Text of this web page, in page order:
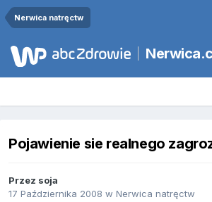
Nerwica natręctw
Pojawienie sie realnego
Przez soja
17 Października 2008 w Nerwica natręctw